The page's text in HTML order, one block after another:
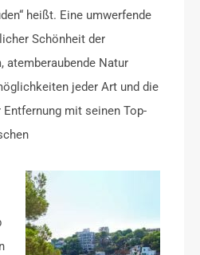
heißt. Eine umwerfende
Schönheit der
atemberaubende Natur
jeder Art und die
mit seinen Top-